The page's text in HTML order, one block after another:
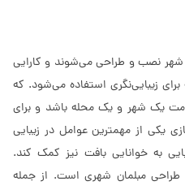
شهر نصب و طراحی می‌شوند و کارایی
برای زیبایی‌نگری استفاده می‌شود. که
یک شهر و یک محله باشد و برای
یکی از مهمترین عوامل در زیبایی
به خوانایی بافت نیز کمک کند.
طراحی مبلمان شهری است. از جمله